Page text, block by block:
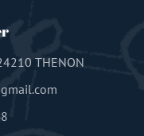
THENON